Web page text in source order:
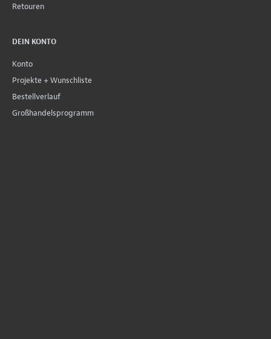
Retouren
DEIN KONTO
Konto
Projekte + Wunschliste
Bestellverlauf
Großhandelsprogramm